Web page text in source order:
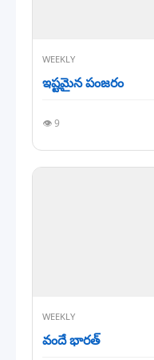
WEEKLY
ఇష్టమైన పంజరం
👁️ 9
WEEKLY
వందే భారత్